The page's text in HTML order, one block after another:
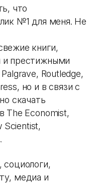
что
№1 для меня. Не
книги,
престижными
Routledge,
но и в связи с
скачать
The Economist,
Scientist,
медиа и